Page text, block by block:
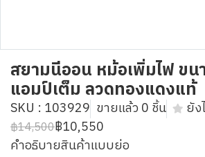
สยามนีออน หม้อเพิ่มไฟ ขน
แอมป์เต็ม ลวดทองแดงแท้
SKU : 103929 ขายแล้ว 0 ชิ้น ยัง
฿14,500฿10,550
คำอธิบายสินค้าแบบย่อ